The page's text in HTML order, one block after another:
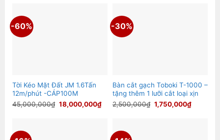
8,150,000₫.
-60%
Tời Kéo Mặt Đất JM 1.6Tấn
12m/phút -CÁP100M
45,000,000₫ Giá
gốc
18,000,000₫Giá
18,000,000₫.
-30%
Bàn cắt gạch Toboki T-1000 –
tặng thêm 1 lưỡi cắt loại xịn
2,500,000₫ Giá
gốc
1,750,000₫Giá